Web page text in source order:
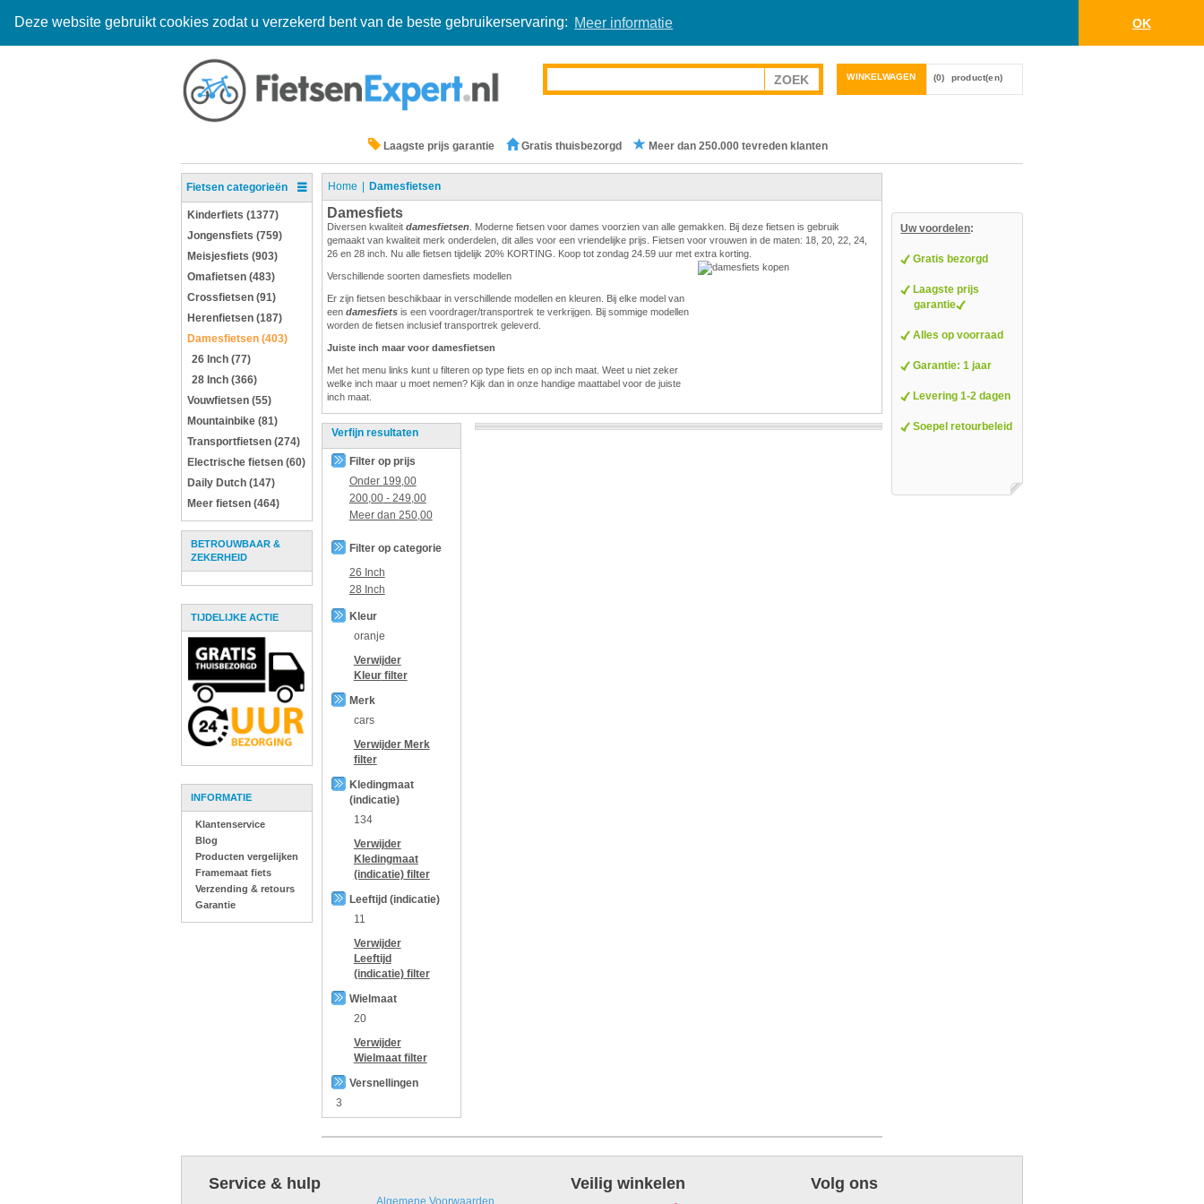
Deze website gebruikt cookies zodat u verzekerd bent van de beste gebruikerservaring: Meer informatie OK
WINKELWAGEN (0) product(en)
Laagste prijs garantie Gratis thuisbezorgd Meer dan 250.000 tevreden klanten
Fietsen categorieën
Kinderfiets (1377)
Jongensfiets (759)
Meisjesfiets (903)
Omafietsen (483)
Crossfietsen (91)
Herenfietsen (187)
Damesfietsen (403)
26 Inch (77)
28 Inch (366)
Vouwfietsen (55)
Mountainbike (81)
Transportfietsen (274)
Electrische fietsen (60)
Daily Dutch (147)
Meer fietsen (464)
BETROUWBAAR &
ZEKERHEID
TIJDELIJKE ACTIE
INFORMATIE
Klantenservice
Blog
Producten vergelijken
Framemaat fiets
Verzending & retours
Garantie
Home Damesfietsen
Damesfiets
Diversen kwaliteit damesfietsen. Moderne fietsen voor dames voorzien van alle gemakken. Bij deze fietsen is gebruik
gemaakt van kwaliteit merk onderdelen, dit alles voor een vriendelijke prijs. Fietsen voor vrouwen in de maten: 18, 20, 22, 24,
26 en 28 inch. Nu alle fietsen tijdelijk 20% KORTING. Koop tot zondag 24.59 uur met extra korting.
Verschillende soorten damesfiets modellen
Er zijn fietsen beschikbaar in verschillende modellen en kleuren. Bij elke model van
een damesfiets is een voordrager/transportrek te verkrijgen. Bij sommige modellen
worden de fietsen inclusief transportrek geleverd.
Juiste inch maar voor damesfietsen
Met het menu links kunt u filteren op type fiets en op inch maat. Weet u niet zeker
welke inch maar u moet nemen? Kijk dan in onze handige maattabel voor de juiste
inch maat.
Verfijn resultaten
Filter op prijs
Onder 199,00
200,00- 249,00
Meer dan 250,00
Filter op categorie
26 Inch
28 Inch
Kleur
oranje
Verwijder
Kleurfilter
Merk
cars
Verwijder Merk
filter
Kledingmaat
(indicatie)
134
Verwijder
Kledingmaat
(indicatie)filter
Leeftijd (indicatie)
11
Verwijder
Leeftijd
(indicatie)filter
Wielmaat
20
Verwijder
Wielmaatfilter
Versnellingen
3
Uw voordelen:
Gratis bezorgd
Laagste prijs
garantie
Alles op voorraad
Garantie: 1 jaar
Levering 1-2 dagen
Soepel retourbeleid
Service & hulp
Algemene Voorwaarden
Veilig winkelen Volg ons